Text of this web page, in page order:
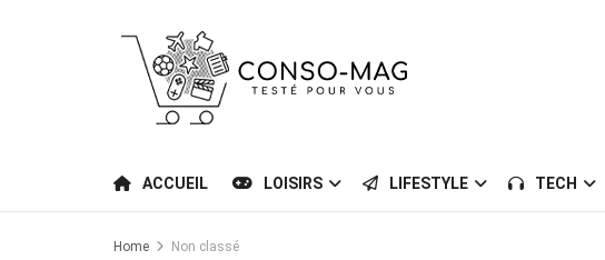
ACCUEIL LOISIRS LIFESTYLE TECH
Home Non classé